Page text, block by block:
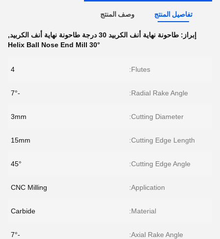
تفاصيل المنتج وصف المنتج
إبراز: طاحونة نهاية أنف الكربيد 30 درجة طاحونة نهاية أنف الكربيد
,
30° Helix Ball Nose End Mill
Flutes:
4
Radial Rake Angle:
-7°
Cutting Diameter:
3mm
Cutting Edge Length:
15mm
Cutting Edge Angle:
45°
Application:
CNC Milling
Material:
Carbide
Axial Rake Angle:
-7°